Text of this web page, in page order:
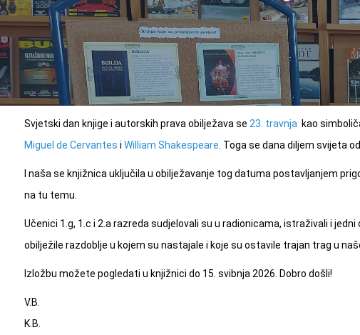
Svjetski dan knjige i autorskih prava obilježava se 23. travnja kao
Miguel de Cervantes i William Shakespeare . Toga se dana diljem svijeta
I naša se knjižnica uključila u obilježavanje tog datuma postavljanjem
na tu temu.
Učenici 1.g, 1.c i 2.a razreda sudjelovali su u radionicama, istraživali i
obilježile razdoblje u kojem su nastajale i koje su ostavile trajan trag u
Izložbu možete pogledati u knjižnici do 15. svibnja 2026. Dobro došli!
V.B.
K.B.